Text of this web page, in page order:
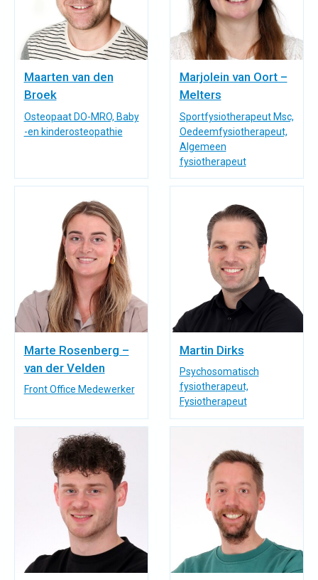
Maarten van den
Broek
Osteopaat DO-MRO, Baby
-en kinderosteopathie
Marjolein van Oort –
Melters
Sportfysiotherapeut Msc,
Oedeemfysiotherapeut,
Algemeen
fysiotherapeut
Marte Rosenberg –
van der Velden
Front Office Medewerker
Martin Dirks
Psychosomatisch
fysiotherapeut,
Fysiotherapeut